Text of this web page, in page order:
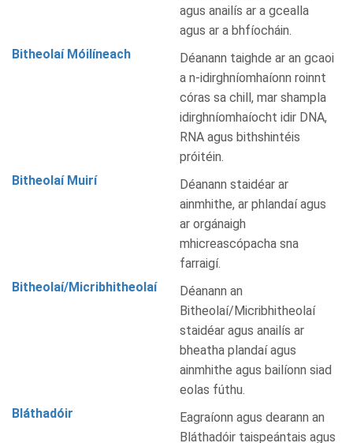
agus anailís ar a gcealla
agus ar a bhfíocháin.
Bitheolaí Móilíneach
Déanann taighde ar an gcaoi
a n-idirghníomhaíonn roinnt
córas sa chill, mar shampla
idirghníomhaíocht idir DNA,
RNA agus bithshintéis
próitéin.
Bitheolaí Muirí
Déanann staidéar ar
ainmhithe, ar phlandaí agus
ar orgánaigh
mhicreascópacha sna
farraigí.
Bitheolaí/Micribhitheolaí
Déanann an
Bitheolaí/Micribhitheolaí
staidéar agus anailís ar
bheatha plandaí agus
ainmhithe agus bailíonn siad
eolas fúthu.
Bláthadóir
Eagraíonn agus dearann an
Bláthadóir taispeántais agus